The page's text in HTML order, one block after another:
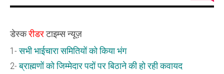
बिसात
ब्राह्मणों
लगाया
डेस्करीडरटाइम्स न्यूज़
1-सभी भाईचारा समितियों को किया भंग
2-ब्राह्मणों को जिम्मेदार पदों पर बिठाने की हो रही कवायद